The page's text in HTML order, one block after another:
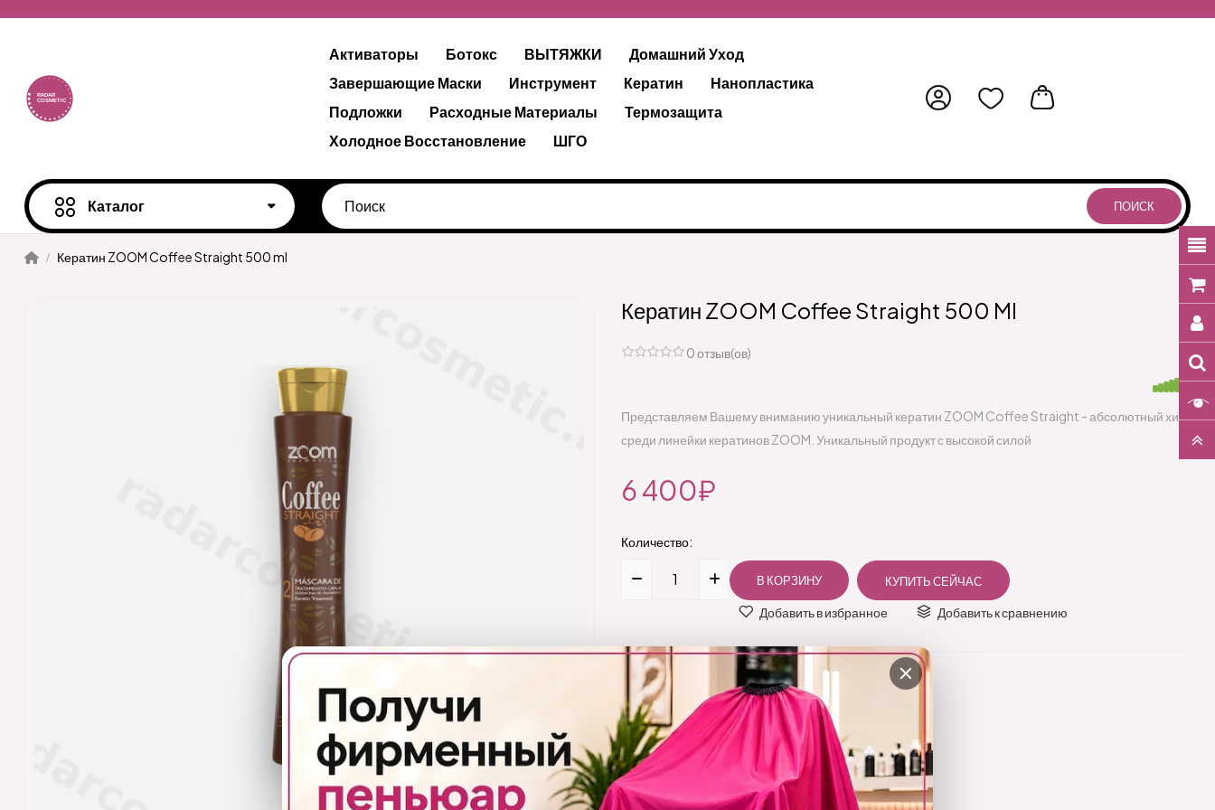
Активаторы Ботокс ВЫТЯЖКИ
Домашний Уход
Завершающие Маски
Инструмент Кератин
Нанопластика
Подложки
Расходные Материалы
Термозащита
Холодное Восстановление
ШГО
Каталог ПОИСК
Кератин ZOOM Coffee Straight 500 ml
Кератин ZOOM Coffee Straight 500 Ml
0 отзыв(ов)
Представляем Вашему вниманию уникальный кератин ZOOM Coffee Straight - абсолютный хит
среди линейки кератинов ZOOM. Уникальный продукт с высокой силой
6 400₽
Количество:
Добавить в избранное Добавить к сравнению
Бренд:ZOOM